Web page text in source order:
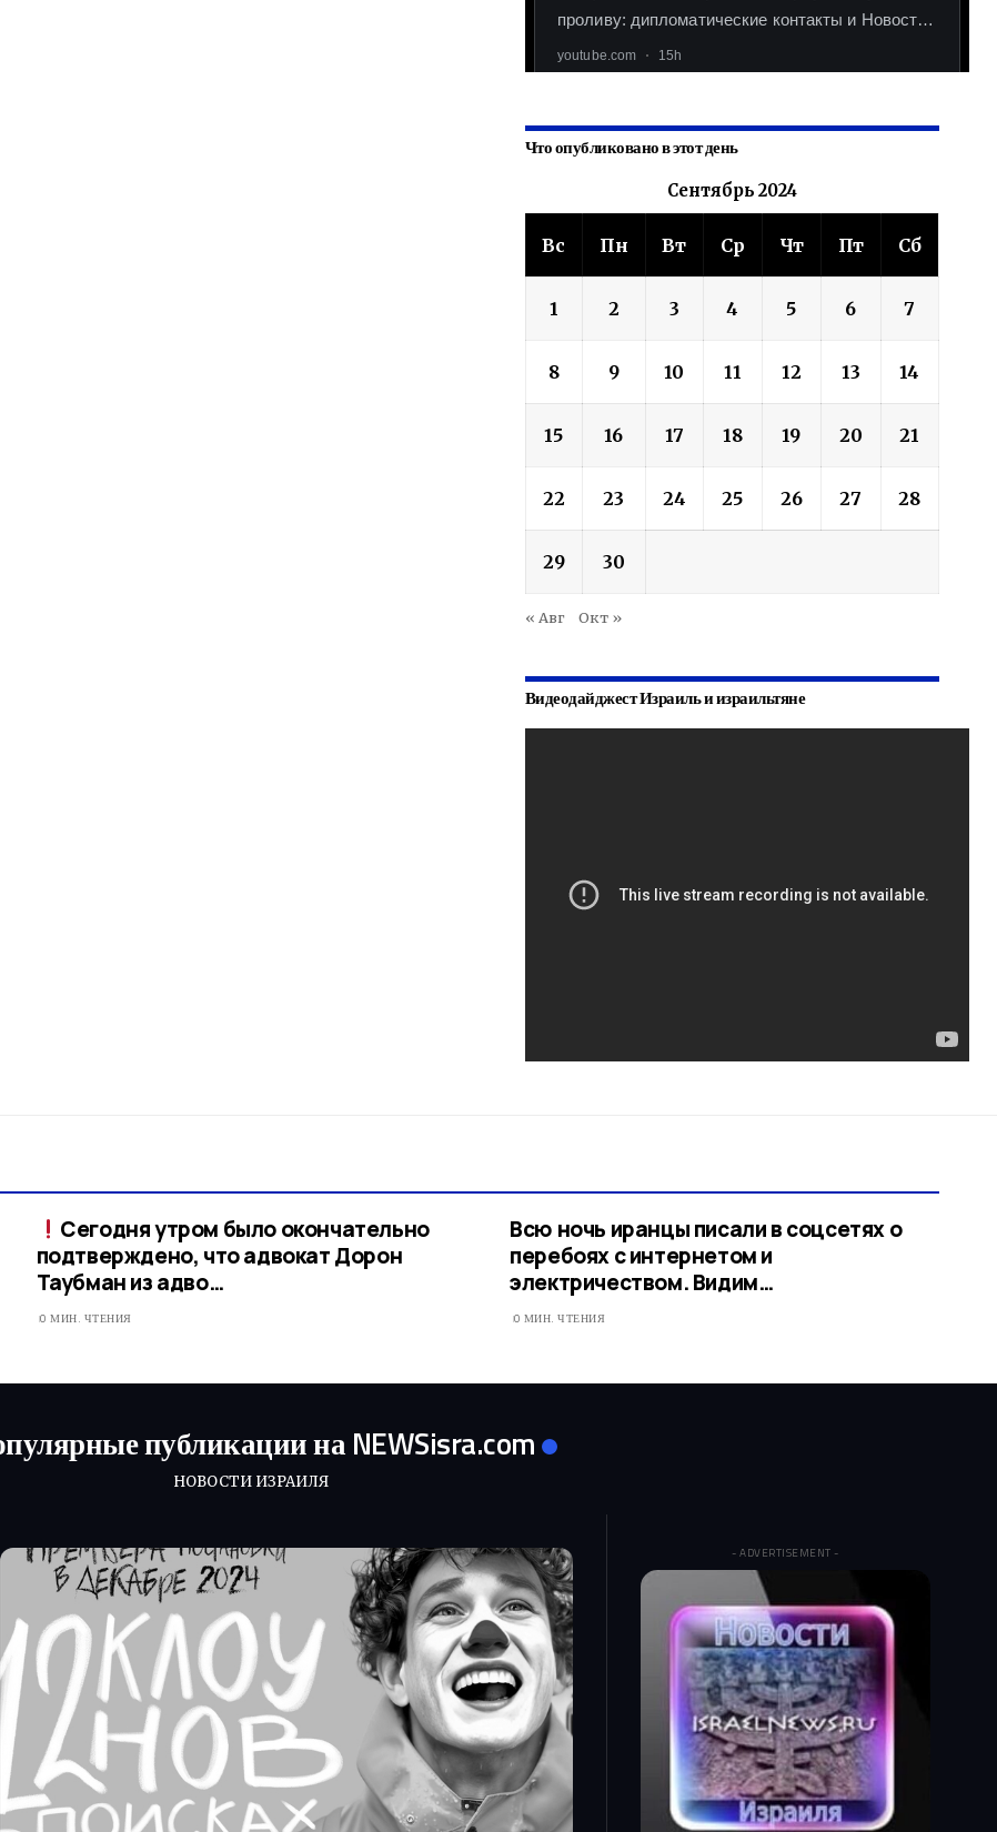
Что опубликовано в этот день
Сентябрь 2024
Вс Пн Вт Ср Чт Пт Сб
1 2 3 4 5 6 7
8 9 10 11 12 13 14
15 16 17 18 19 20 21
22 23 24 25 26 27 28
29 30
« Авг Окт »
Видеодайджест Израиль и израильтяне
Сегодня утром было окончательно
подтверждено, что адвокат Дорон
Таубман из адво…
0 МИН. ЧТЕНИЯ
Всю ночь иранцы писали в соцсетях о
перебоях с интернетом и
электричеством. Видим…
0 МИН. ЧТЕНИЯ
публикации на NEWSisra.com
НОВОСТИ ИЗРАИЛЯ
- ADVERTISEMENT -